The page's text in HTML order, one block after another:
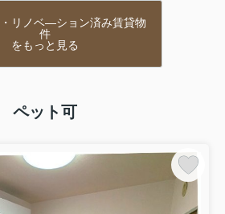
リノベ―ション済み賃貸物
件
をもっと見る
ペット可